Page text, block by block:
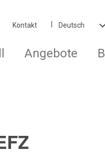
Kontakt
Angebote